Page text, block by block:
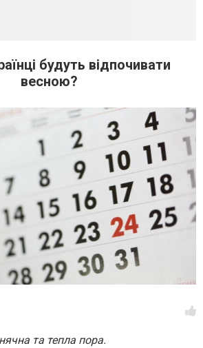
будуть відпочивати
весною?
та тепла пора.